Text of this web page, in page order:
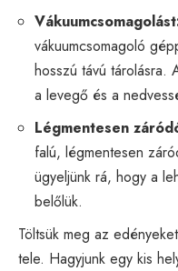
vákuumcsomagoló
hosszú távú tárolásra.
a levegő és a
Légmentesen
falú, légmentesen
ügyeljünk rá, hogy a
belőlük.
Töltsük meg az
tele. Hagyjunk egy kis